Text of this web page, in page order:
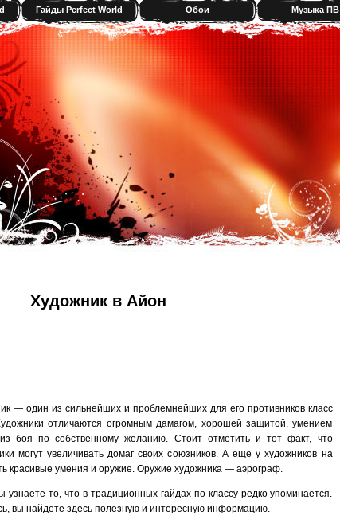
Гайды Perfect World Обои Музыка ПВ
Художник в Айон
— один из сильнейших и проблемнейших для его противников класс
отличаются огромным дамагом, хорошей защитой, умением
боя по собственному желанию. Стоит отметить и тот факт, что
могут увеличивать домаг своих союзников. А еще у художников на
красивые умения и оружие. Оружие художника — аэрограф.
узнаете то, что в традиционных гайдах по классу редко упоминается.
вы найдете здесь полезную и интересную информацию.